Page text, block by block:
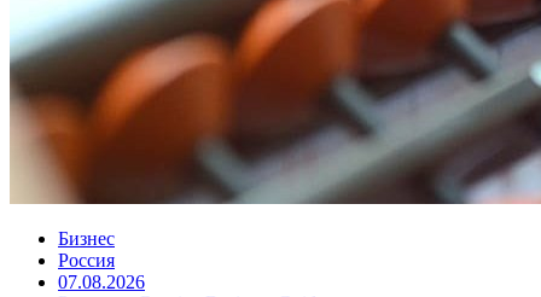
Бизнес
Россия
07.08.2026